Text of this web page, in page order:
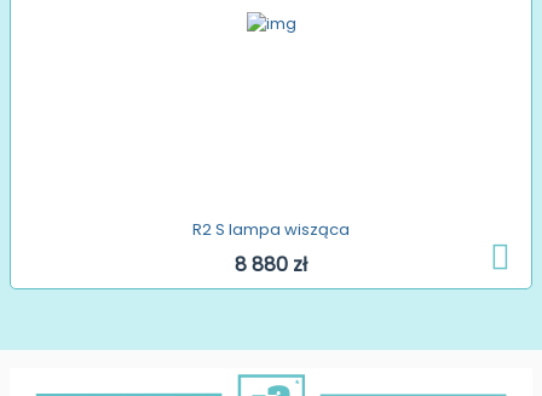
R2 S lampa wisząca
8 880 zł